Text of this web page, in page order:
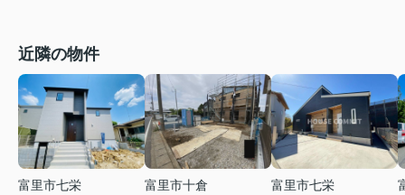
近隣の物件
富里市七栄
富里市十倉
富里市七栄